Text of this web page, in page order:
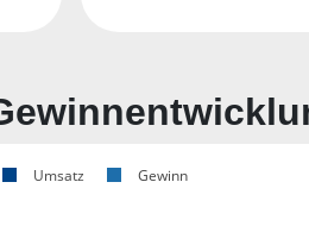
Umsatz Gewinn